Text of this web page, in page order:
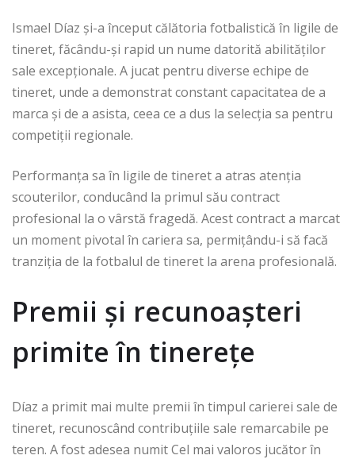
Ismael Díaz și-a început călătoria fotbalistică în ligile de
tineret, făcându-și rapid un nume datorită abilităților
sale excepționale. A jucat pentru diverse echipe de
tineret, unde a demonstrat constant capacitatea de a
marca și de a asista, ceea ce a dus la selecția sa pentru
competiții regionale.
Performanța sa în ligile de tineret a atras atenția
scouterilor, conducând la primul său contract
profesional la o vârstă fragedă. Acest contract a marcat
un moment pivotal în cariera sa, permițându-i să facă
tranziția de la fotbalul de tineret la arena profesională.
Premii și recunoașteri
primite în tinerețe
Díaz a primit mai multe premii în timpul carierei sale de
tineret, recunoscând contribuțiile sale remarcabile pe
teren. A fost adesea numit Cel mai valoros jucător în